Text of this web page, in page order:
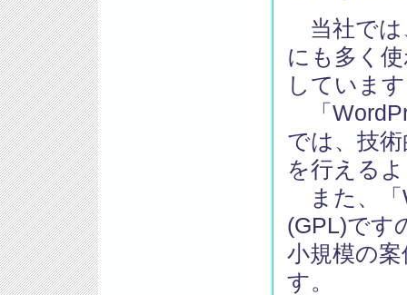
当社では
にも多く
していま
「
では、技
を行える
また、「
(GPL)です
小規模の
す。